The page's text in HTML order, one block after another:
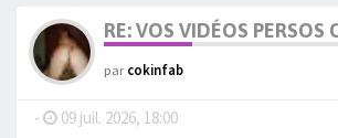
RE: VOS VIDÉOS PERSOS
parcokinfab
- 09 juil. 2026, 18:00